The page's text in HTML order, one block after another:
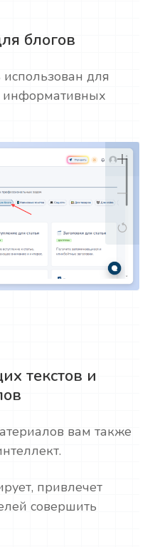
блогов
для
информативных
текстов и
вам также
привлечет
совершить